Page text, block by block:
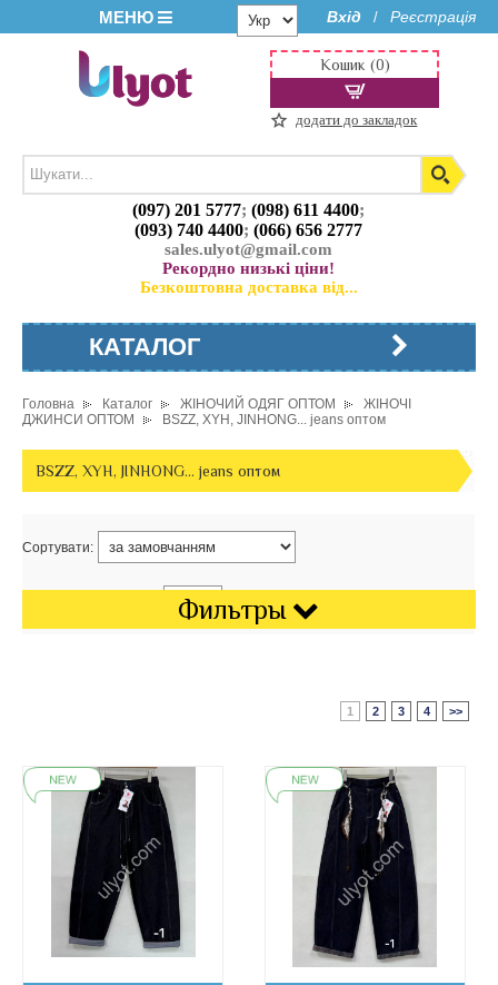
МЕНЮ Вхід / Реєстрація
(097) 201 5777;(098) 611 4400;
(093) 740 4400;(066) 656 2777
sales.ulyot@gmail.com
Рекордно низькі ціни!
Безкоштовна доставка від...
Кошик (0)
додати до закладок
КАТАЛОГ
Головна Каталог ЖІНОЧИЙ ОДЯГ ОПТОМ
ЖІНОЧІ
ДЖИНСИ ОПТОМ
BSZZ, XYH, JINHONG... jeans оптом
Фильтры
BSZZ, XYH, JINHONG... jeans оптом
Сортувати:
1 2 3 4 >>